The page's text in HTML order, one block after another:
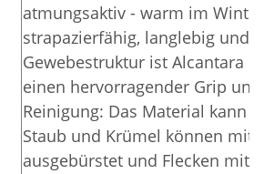
atmungsaktiv - warm im
strapazierfähig, langlebig und
Gewebestruktur ist Alcantara
einen hervorragender Grip
Reinigung: Das Material kann
Staub und Krümel können mit
ausgebürstet und Flecken mit